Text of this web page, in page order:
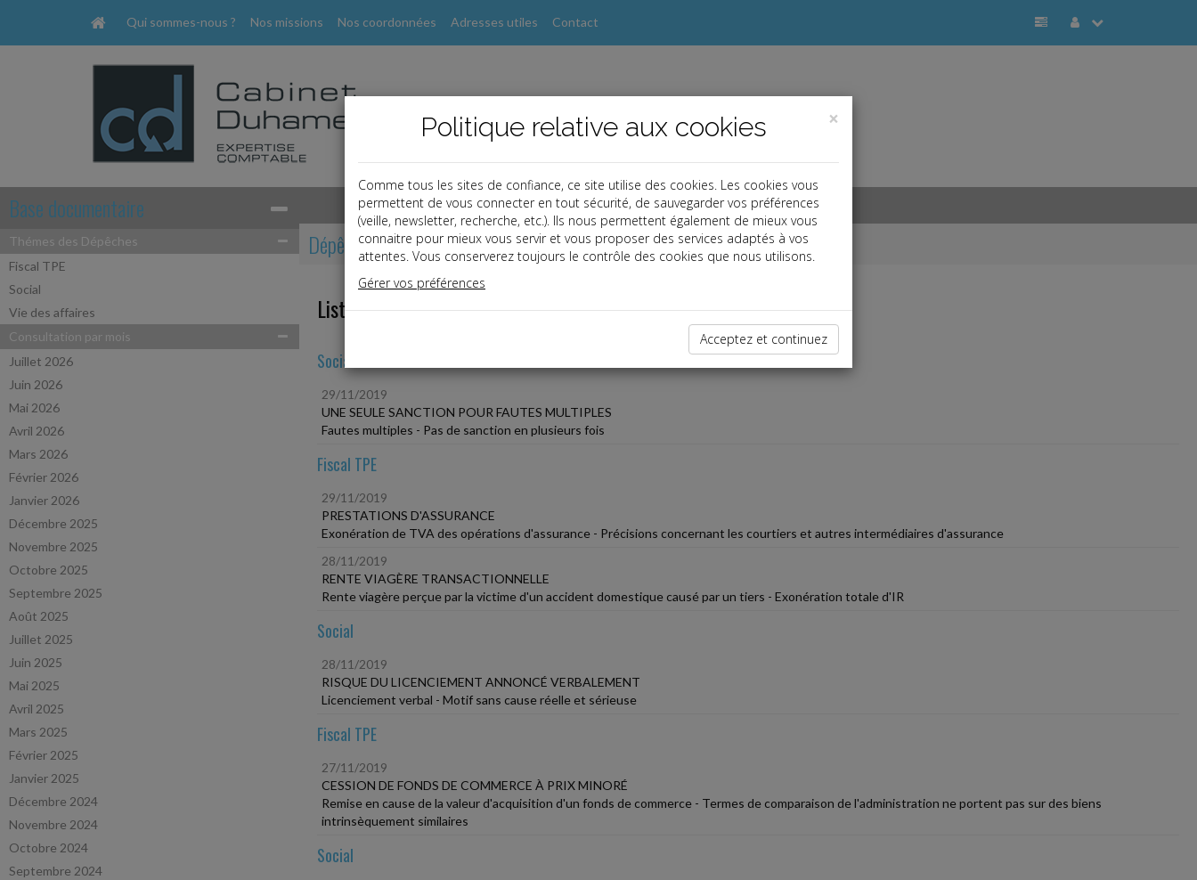
Qui sommes-nous ? Nos missions Nos coordonnées Adresses utiles Contact
Base documentaire
Thémes des Dépêches
Fiscal TPE
Social
Vie des affaires
Consultation par mois
Juillet 2026
Juin 2026
Mai 2026
Avril 2026
Mars 2026
Février 2026
Janvier 2026
Décembre 2025
Novembre 2025
Octobre 2025
Septembre 2025
Août 2025
Juillet 2025
Juin 2025
Mai 2025
Avril 2025
Mars 2025
Février 2025
Janvier 2025
Décembre 2024
Novembre 2024
Octobre 2024
Septembre 2024
Dépêches
Liste des dernières dépêches
Social
29/11/2019
UNE SEULE SANCTION POUR FAUTES MULTIPLES
Fautes multiples - Pas de sanction en plusieurs fois
Fiscal TPE
29/11/2019
PRESTATIONS D'ASSURANCE
Exonération de TVA des opérations d'assurance - Précisions concernant les courtiers et autres intermédiaires d'assurance
28/11/2019
RENTE VIAGÈRE TRANSACTIONNELLE
Rente viagère perçue par la victime d'un accident domestique causé par un tiers - Exonération totale d'IR
Social
28/11/2019
RISQUE DU LICENCIEMENT ANNONCÉ VERBALEMENT
Licenciement verbal - Motif sans cause réelle et sérieuse
Fiscal TPE
27/11/2019
CESSION DE FONDS DE COMMERCE À PRIX MINORÉ
Remise en cause de la valeur d'acquisition d'un fonds de commerce - Termes de comparaison de l'administration ne portent pas sur des biens
intrinsèquement similaires
Social
×
Politique relative aux cookies
Comme tous les sites de confiance, ce site utilise des cookies. Les cookies vous
permettent de vous connecter en tout sécurité, de sauvegarder vos préférences
(veille, newsletter, recherche, etc.). Ils nous permettent également de mieux vous
connaitre pour mieux vous servir et vous proposer des services adaptés à vos
attentes. Vous conserverez toujours le contrôle des cookies que nous utilisons.
Gérer vos préférences
Acceptez et continuez